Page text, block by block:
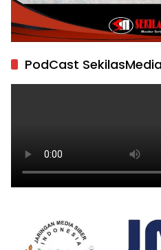
PodCast